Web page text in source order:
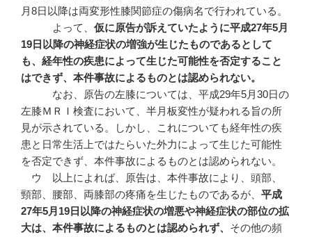
月8日以降は両変形性膝関節症の傷病名で行われている。
よって、 仮に原告が訴えていたように平成27年5月
19 日以降の神経症状の増強が生じたものであるとして
も、経年性の疾患によって生じた可能性を否定すること
はできず、本件事故によるものとは認められない。
なお、原告の左膝については、平成29年5月30日の
左膝ＭＲＩ検査において、半月板変性が疑われる旨の所
見が示されている。しかし、これについても経年性の疾
患と日常生活上ではたらいた外力によって生じた可能性
を否定できず、本件事故によるものとは認められない。
ウ 以上によれば、原告は、本件事故により、頭部、
頸部、腰部、両膝部の疼痛を生じたものであるが、 平成
27年5月19 日以降の神経症状の増悪や神経症状の部位の拡
大は、本件事故によるものとは認められず、 その他の頻